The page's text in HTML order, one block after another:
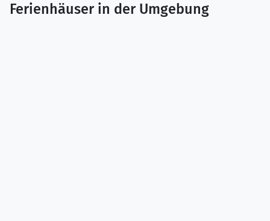
Ferienhäuser in der Umgebung